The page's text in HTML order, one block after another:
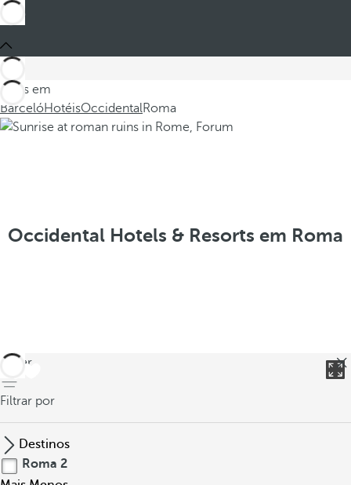
Estes em
BarcelóHotéisOccidentalRoma
Occidental Hotels & Resorts em Roma
voltar
Filtrar por
Destinos
Roma 2